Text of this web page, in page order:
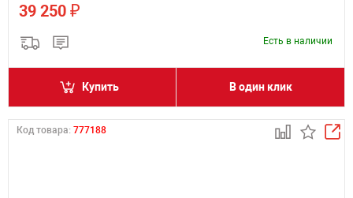
39 250 ₽
Есть в наличии
Купить В один клик
Код товара: 777188